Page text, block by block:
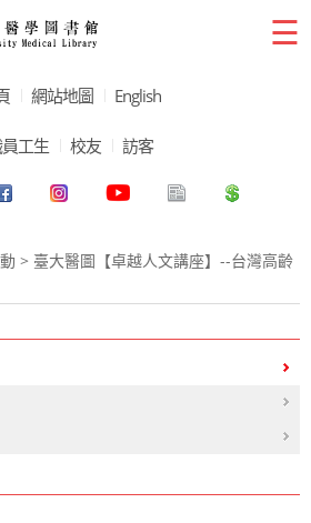
☰
網站地圖 English
工生 校友 訪客
> 臺大醫圖【卓越人文講座】--台灣高齡